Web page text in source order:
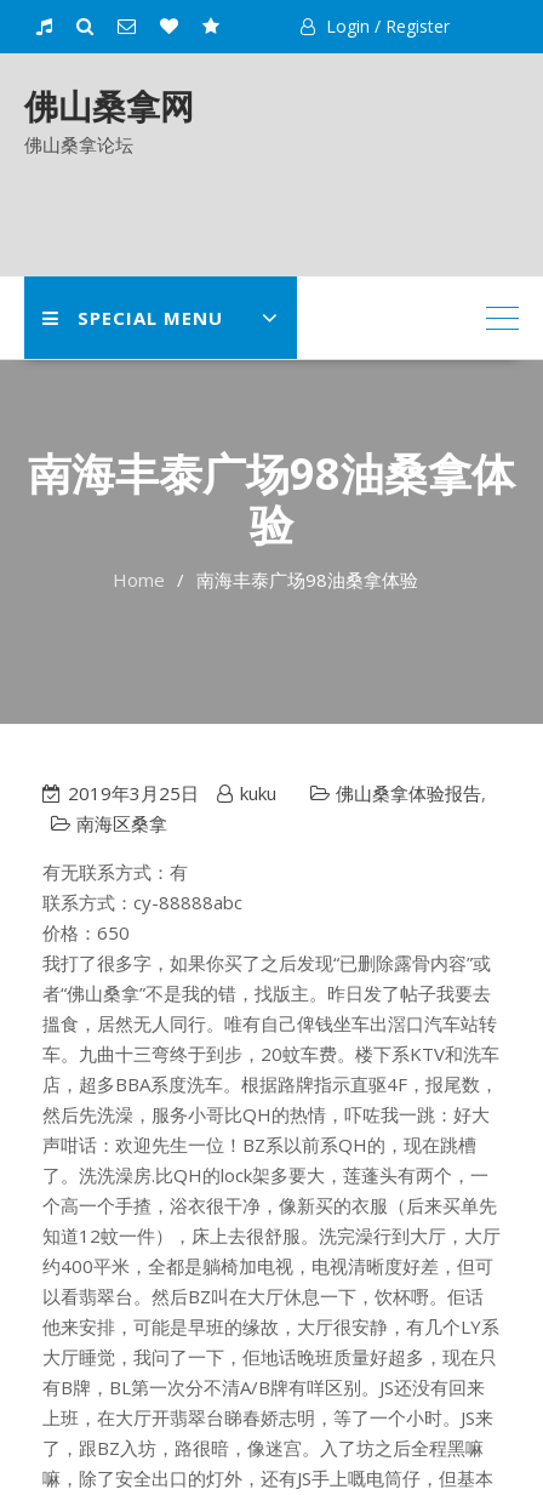
Login / Register
佛山桑拿网
佛山桑拿论坛
SPECIAL MENU
南海丰泰广场98油桑拿体
验
Home 南海丰泰广场98油桑拿体验
2019年3月25日 kuku 佛山桑拿体验报告,
南海区桑拿
有无联系方式：有
联系方式：cy-88888abc
价格：650
我打了很多字，如果你买了之后发现“已删除露骨内容”或
者“佛山桑拿”不是我的错，找版主。昨日发了帖子我要去
搵食，居然无人同行。唯有自己俾钱坐车出滘口汽车站转
车。九曲十三弯终于到步，20蚊车费。楼下系KTV和洗车
店，超多BBA系度洗车。根据路牌指示直驱4F，报尾数，
然后先洗澡，服务小哥比QH的热情，吓咗我一跳：好大
声咁话：欢迎先生一位！BZ系以前系QH的，现在跳槽
了。洗洗澡房.比QH的lock架多要大，莲蓬头有两个，一
个高一个手揸，浴衣很干净，像新买的衣服（后来买单先
知道12蚊一件），床上去很舒服。洗完澡行到大厅，大厅
约400平米，全都是躺椅加电视，电视清晰度好差，但可
以看翡翠台。然后BZ叫在大厅休息一下，饮杯嘢。佢话
他来安排，可能是早班的缘故，大厅很安静，有几个LY系
大厅睡觉，我问了一下，佢地话晚班质量好超多，现在只
有B牌，BL第一次分不清A/B牌有咩区别。JS还没有回来
上班，在大厅开翡翠台睇春娇志明，等了一个小时。JS来
了，跟BZ入坊，路很暗，像迷宫。入了坊之后全程黑嘛
嘛，除了安全出口的灯外，还有JS手上嘅电筒仔，但基本